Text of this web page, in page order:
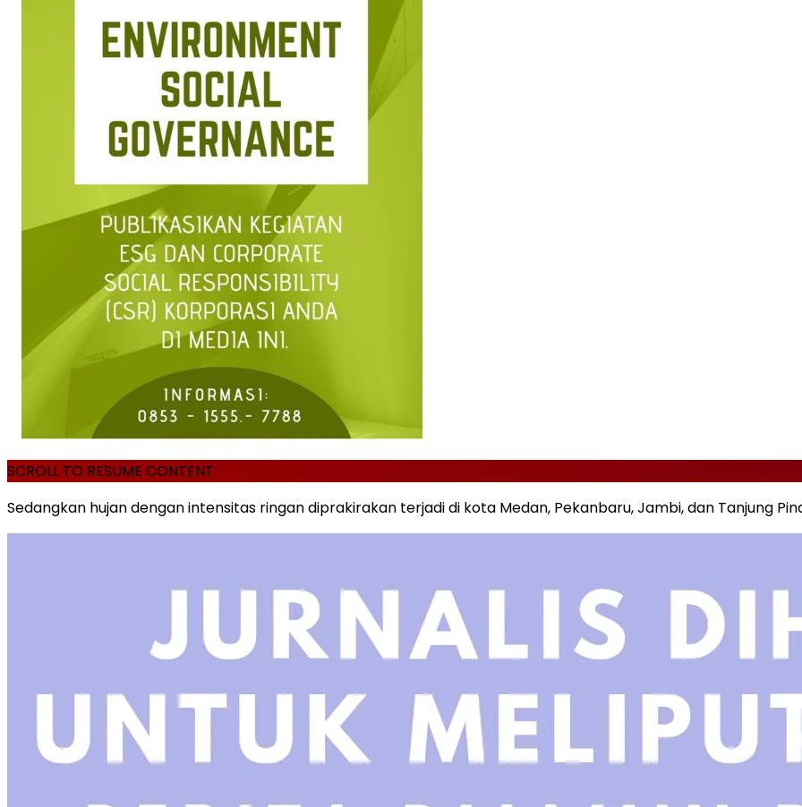
SCROLL TO RESUME CONTENT
Sedangkan hujan dengan intensitas ringan diprakirakan terjadi di kota Medan, Pekanbaru, Jambi, dan Tanjung